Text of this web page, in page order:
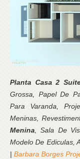
Planta Casa 2
Grossa, Papel De
Para Varanda,
Meninas,
Menina, Sala De
Modelo De Ediculas,
| Barbara Borges